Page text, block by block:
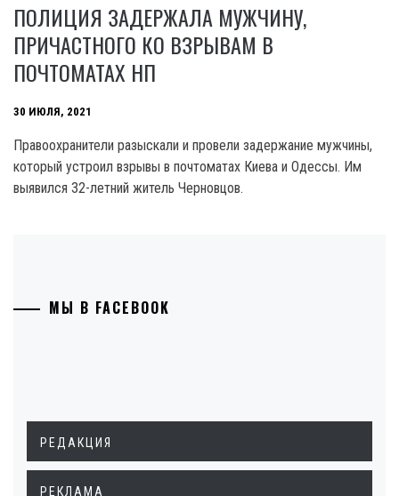
ПОЛИЦИЯ ЗАДЕРЖАЛА МУЖЧИНУ,
ПРИЧАСТНОГО КО ВЗРЫВАМ В
ПОЧТОМАТАХ НП
30 ИЮЛЯ, 2021
Правоохранители разыскали и провели задержание мужчины,
который устроил взрывы в почтоматах Киева и Одессы. Им
выявился 32-летний житель Черновцов.
МЫ В FACEBOOK
РЕДАКЦИЯ
РЕКЛАМА